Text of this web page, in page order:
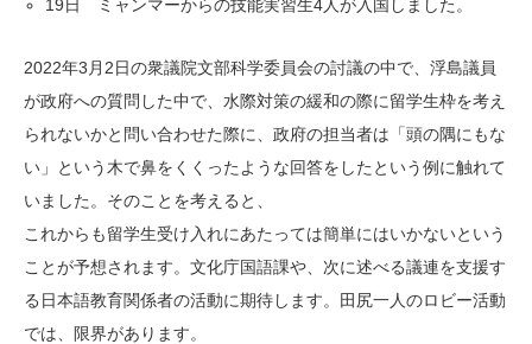
19日 ミャンマーからの技能実習生4人が入国しました。
2022年3月2日の衆議院文部科学委員会の討議の中で、浮島議員
が政府への質問した中で、水際対策の緩和の際に留学生枠を考え
られないかと問い合わせた際に、政府の担当者は「頭の隅にもな
い」という木で鼻をくくったような回答をしたという例に触れて
いました。そのことを考えると、
これからも留学生受け入れにあたっては簡単にはいかないという
ことが予想されます。文化庁国語課や、次に述べる議連を支援す
る日本語教育関係者の活動に期待します。田尻一人のロビー活動
では、限界があります。